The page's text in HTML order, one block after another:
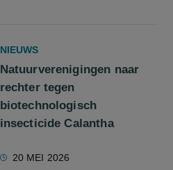
NIEUWS
Natuurverenigingen naar
rechter tegen
biotechnologisch
insecticide Calantha
20 MEI 2026